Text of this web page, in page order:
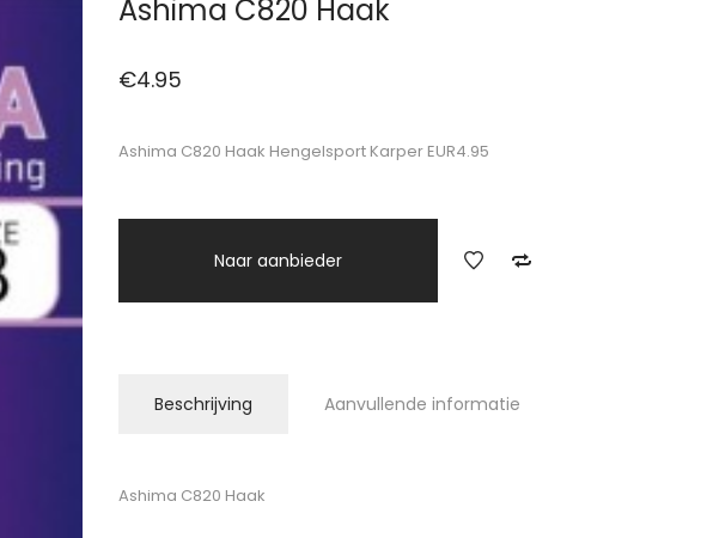
Ashima C820 Haak
€4.95
Ashima C820 Haak Hengelsport Karper EUR4.95
Naar aanbieder
Beschrijving Aanvullende informatie
Ashima C820 Haak